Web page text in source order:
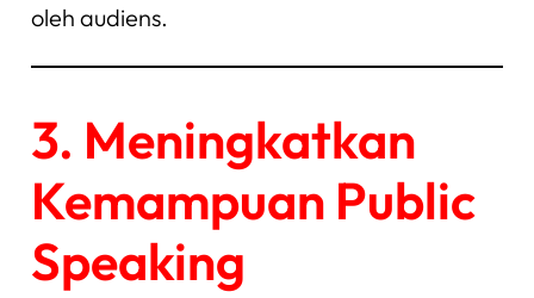
oleh audiens.
3. Meningkatkan
Kemampuan Public
Speaking